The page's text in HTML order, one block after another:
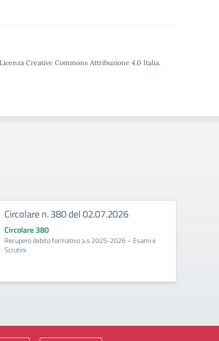
Creative Commons Attribuzione 4.0 Italia.
Circolare n. 380 del 02.07.2026
Circolare 380
Recupero debito formativo a.s 2025-2026 – Esami e
Scrutini.